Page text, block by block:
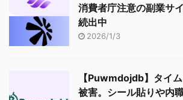
消費者庁注意の副業サ
続出中
2026/1/3
【Puwmdojdb】タイ
被害。シール貼りや内